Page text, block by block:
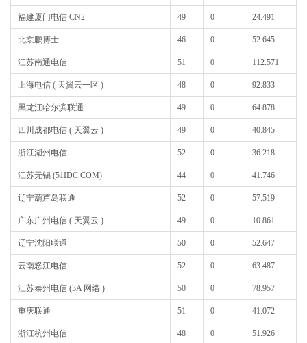
福建厦门电信 CN2 49 0 24.491
北京鹏博士 46 0 52.645
江苏南通电信 51 0 112.571
上海电信 ( 天翼云一区 ) 48 0 92.833
黑龙江哈尔滨联通 49 0 64.878
四川成都电信 ( 天翼云 ) 49 0 40.845
浙江湖州电信 52 0 36.218
江苏无锡 (51IDC.COM) 44 0 41.746
辽宁葫芦岛联通 52 0 57.519
广东广州电信 ( 天翼云 ) 49 0 10.861
辽宁沈阳联通 50 0 52.647
云南怒江电信 52 0 63.487
江苏泰州电信 (3A 网络 ) 50 0 78.957
重庆联通 51 0 41.072
浙江杭州电信 48 0 51.926